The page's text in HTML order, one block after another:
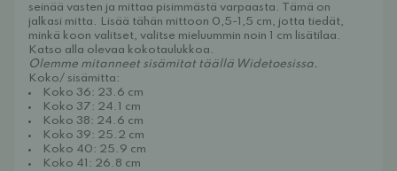
seinää vasten ja mittaa pisimmästä varpaasta. Tämä on
jalkasi mitta. Lisää tähän mittoon 0,5-1,5 cm, jotta tiedät,
minkä koon valitset, valitse mieluummin noin 1 cm lisätilaa.
Katso alla olevaa kokotaulukkoa.
Olemme mitanneet sisämitat täällä Widetoesissa.
Koko/ sisämitta:
Koko 36: 23.6 cm
Koko 37: 24.1 cm
Koko 38: 24.6 cm
Koko 39: 25.2 cm
Koko 40: 25.9 cm
Koko 41: 26.8 cm